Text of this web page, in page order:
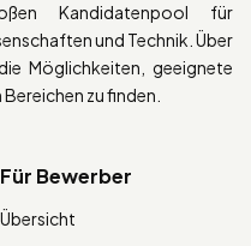
Kandidatenpool für
und Technik. Über
Möglichkeiten, geeignete
zu finden.
Für Bewerber
Übersicht